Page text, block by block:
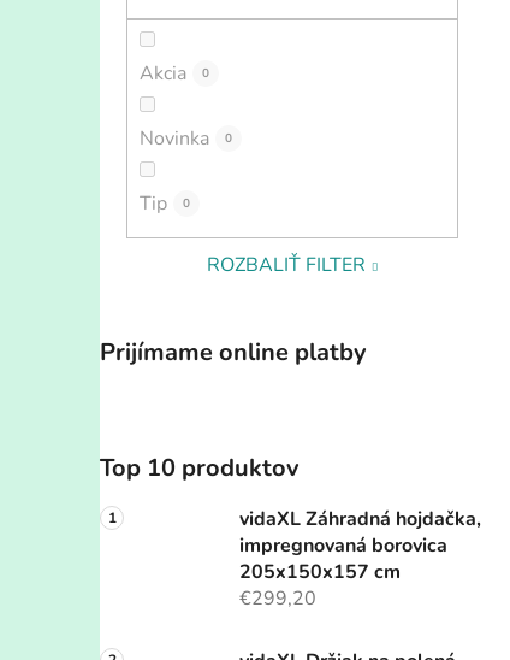
Akcia 0
Novinka 0
Tip 0
ROZBALIŤ FILTER
Prijímame online platby
Top 10 produktov
vidaXL Záhradná hojdačka,
impregnovaná borovica
205x150x157 cm
€299,20